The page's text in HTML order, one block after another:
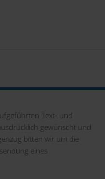
Text- und
gewünscht und
bitten wir um die
eines